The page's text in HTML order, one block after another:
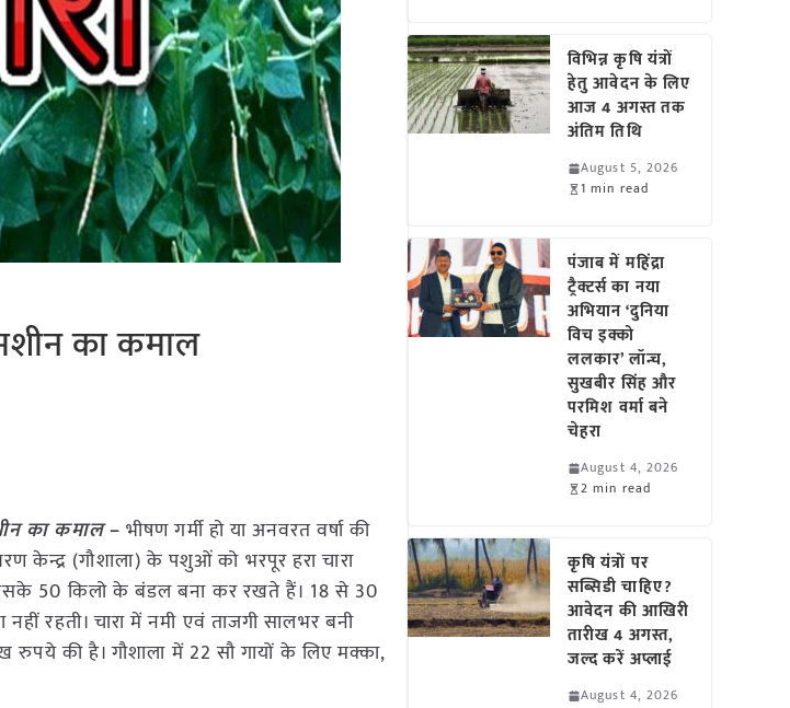
का कमाल
का कमाल– भीषण गर्मी हो या अनवरत वर्षा की
केन्द्र (गौशाला) के पशुओं को भरपूर हरा चारा
उसके 50 किलो के बंडल बना कर रखते हैं। 18 से 30
रहती। चारा में नमी एवं ताजगी सालभर बनी
की है। गौशाला में 22 सौ गायों के लिए मक्का,
विभिन्न कृषि यंत्रों
हेतु आवेदन के लिए
आज 4 अगस्त तक
अंतिम तिथि
August 5, 2026
1 min read
पंजाब में महिंद्रा
ट्रैक्टर्स का नया
अभियान ‘दुनिया
विच इक्को
ललकार’ लॉन्च,
सुखबीर सिंह और
परमिश वर्मा बने
चेहरा
August 4, 2026
2 min read
कृषि यंत्रों पर
सब्सिडी चाहिए?
आवेदन की आखिरी
तारीख 4 अगस्त,
जल्द करें अप्लाई
August 4, 2026